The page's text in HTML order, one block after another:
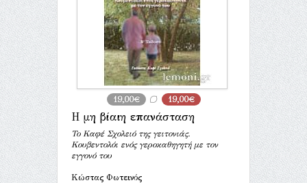
19,00€ 19,00€
Η μη βίαιη επανάσταση
Το Καφέ Σχολειό της γειτονιάς.
Κουβεντολόι ενός γεροκαθηγητή με τον
εγγονό του
Κώστας Φωτεινός